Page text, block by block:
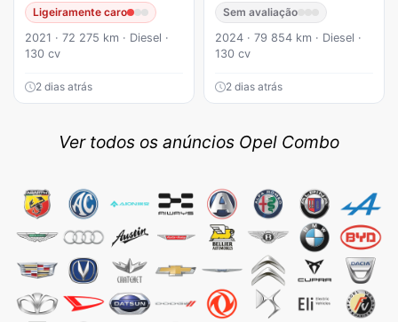
Ligeiramente caro
2021 · 72 275 km · Diesel ·
130 cv
2 dias atrás
Sem avaliação
2024 · 79 854 km · Diesel ·
130 cv
2 dias atrás
Ver todos os anúncios Opel Combo